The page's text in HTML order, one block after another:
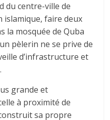
du centre-ville de
islamique, faire deux
la mosquée de Quba
pèlerin ne se prive de
d’infrastructure et
grande et
à proximité de
sa propre